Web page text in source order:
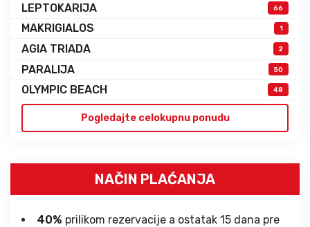
LEPTOKARIJA 66
MAKRIGIALOS 1
AGIA TRIADA 2
PARALIJA 50
OLYMPIC BEACH 48
Pogledajte celokupnu ponudu
NAČIN PLAĆANJA
40% prilikom rezervacije a ostatak 15 dana pre